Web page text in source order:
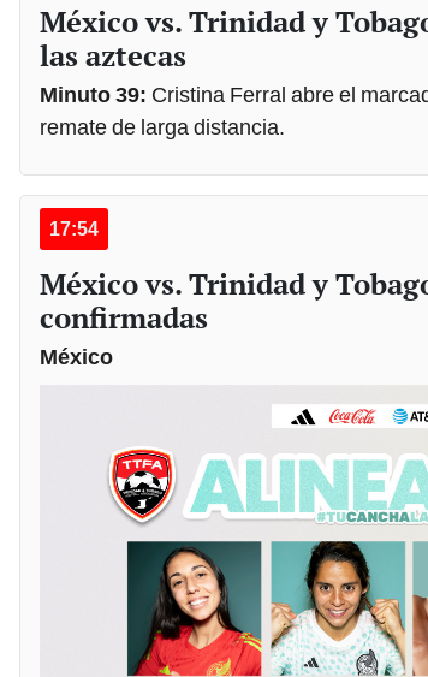
México vs. Trinidad y
las aztecas
Minuto 39: Cristina Ferral abre el
remate de larga distancia.
17:54
México vs. Trinidad y
confirmadas
México